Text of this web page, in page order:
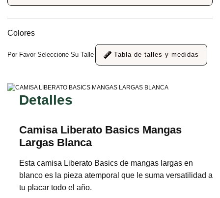
Colores
Por Favor Seleccione Su Talle Tabla de talles y medidas
Detalles
Camisa Liberato Basics Mangas
Largas Blanca
Esta camisa Liberato Basics de mangas largas en
blanco es la pieza atemporal que le suma versatilidad a
tu placar todo el año.